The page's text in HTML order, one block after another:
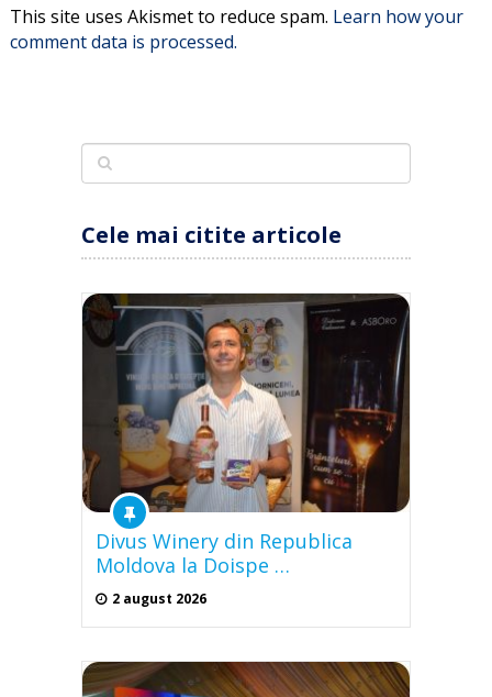
This site uses Akismet to reduce spam. Learn how your
comment data is processed.
Cele mai citite articole
Divus Winery din Republica
Moldova la Doispe …
2 august 2026